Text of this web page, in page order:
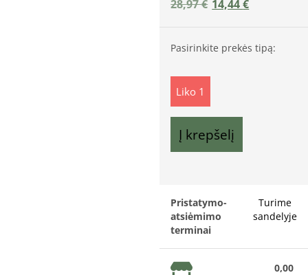
28,97€ 14,44€
Pasirinkite prekės tipą:
Liko 1
Į krepšelį
Pristatymo-
atsiėmimo
terminai
Turime
sandelyje
0,00